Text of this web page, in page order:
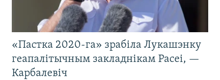
«Пастка 2020-га» зрабіла Лукашэнку
геапалітычным закладнікам Расеі, —
Карбалевіч